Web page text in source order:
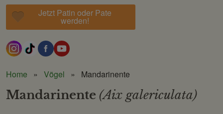
Jetzt Patin oder Pate
werden!
Home Vögel Mandarinente
Mandarinente (Aix galericulata)